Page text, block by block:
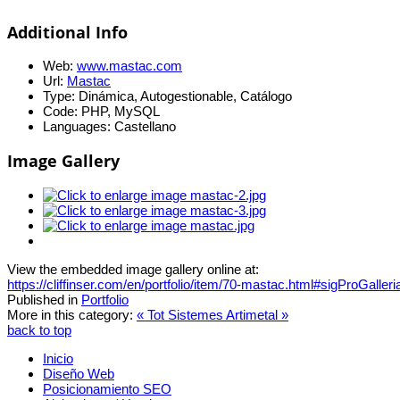
Additional Info
Web: www.mastac.com
Url: Mastac
Type: Dinámica, Autogestionable, Catálogo
Code: PHP, MySQL
Languages: Castellano
Image Gallery
View the embedded image gallery online at:
https://cliffinser.com/en/portfolio/item/70-
Published in Portfolio
More in this category: « Tot Sistemes Artimetal »
back to top
Inicio
Diseño Web
Posicionamiento SEO